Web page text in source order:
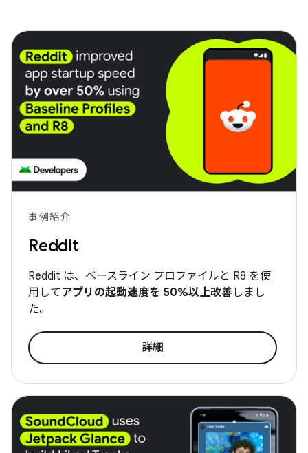
事例紹介
Reddit
Reddit は、ベースライン プロファイルと R8 を使
用して アプリの起動速度を 50%以上改善しまし
た。
詳細